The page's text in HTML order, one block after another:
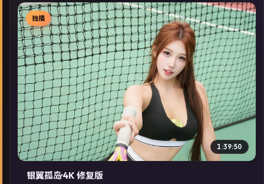
▶
独播
1:39:50
银翼孤岛·4K 修复版